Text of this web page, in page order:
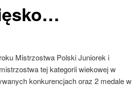
Mistrzostwa Polski Juniorek i
tej kategorii wiekowej w
konkurencjach oraz 2 medale w